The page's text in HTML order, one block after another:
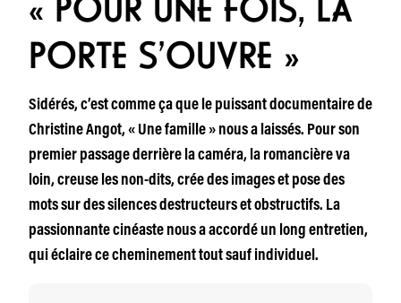
« POUR UNE FOIS, LA
PORTE S’OUVRE »
Sidérés, c’est comme ça que le puissant documentaire de
Christine Angot, « Une famille » nous a laissés. Pour son
premier passage derrière la caméra, la romancière va
loin, creuse les non-dits, crée des images et pose des
mots sur des silences destructeurs et obstructifs. La
passionnante cinéaste nous a accordé un long entretien,
qui éclaire ce cheminement tout sauf individuel.